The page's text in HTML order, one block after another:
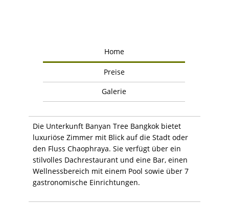
Home
Preise
Galerie
Die Unterkunft Banyan Tree Bangkok bietet
luxuriöse Zimmer mit Blick auf die Stadt oder
den Fluss Chaophraya. Sie verfügt über ein
stilvolles Dachrestaurant und eine Bar, einen
Wellnessbereich mit einem Pool sowie über 7
gastronomische Einrichtungen.